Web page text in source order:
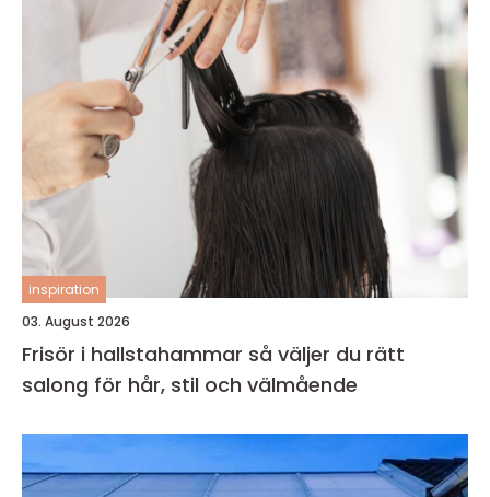
inspiration
03. August 2026
Frisör i hallstahammar så väljer du rätt
salong för hår, stil och välmående